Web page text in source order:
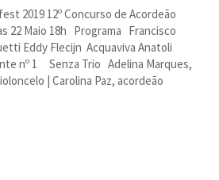
2019 12º Concurso de Acordeão
22 Maio 18h Programa Francisco
Eddy Flecijn Acquaviva Anatoli
nº 1 Senza Trio Adelina Marques,
| Carolina Paz, acordeão